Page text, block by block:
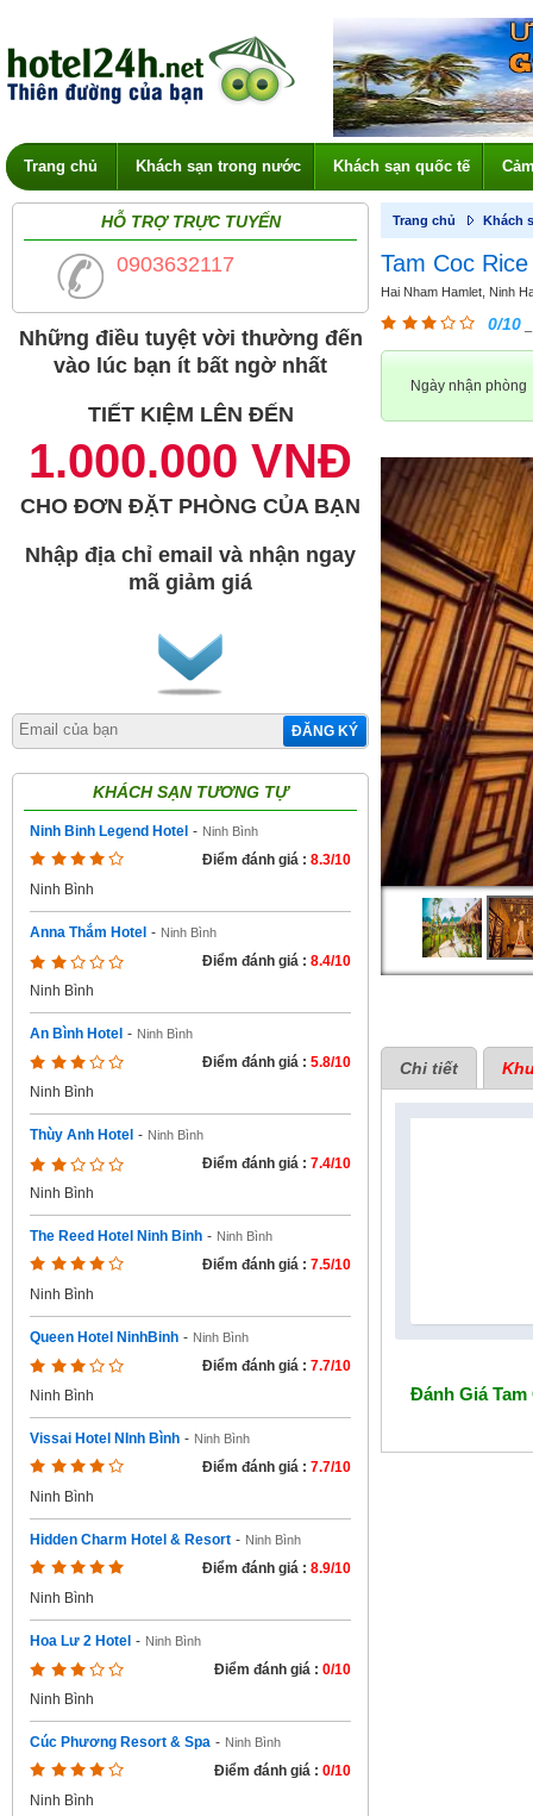
Trang chủ Khách sạn trong nước Khách sạn quốc tế
HỖ TRỢ TRỰC TUYẾN
0903632117
Những điều tuyệt vời thường đến
vào lúc bạn ít bất ngờ nhất
TIẾT KIỆM LÊN ĐẾN
1.000.000 VNĐ
CHO ĐƠN ĐẶT PHÒNG CỦA BẠN
Nhập địa chỉ email và nhận ngay
mã giảm giá
ĐĂNG KÝ
KHÁCH SẠN TƯƠNG TỰ
Ninh Binh Legend Hotel - Ninh Bình
Điểm đánh giá : 8.3/10
Ninh Bình
Anna Thắm Hotel - Ninh Bình
Điểm đánh giá : 8.4/10
Ninh Bình
An Bình Hotel - Ninh Bình
Điểm đánh giá : 5.8/10
Ninh Bình
Thùy Anh Hotel - Ninh Bình
Điểm đánh giá : 7.4/10
Ninh Bình
The Reed Hotel Ninh Binh - Ninh Bình
Điểm đánh giá : 7.5/10
Ninh Bình
Queen Hotel NinhBinh - Ninh Bình
Điểm đánh giá : 7.7/10
Ninh Bình
Vissai Hotel NInh Bình - Ninh Bình
Điểm đánh giá : 7.7/10
Ninh Bình
Hidden Charm Hotel & Resort - Ninh Bình
Điểm đánh giá : 8.9/10
Ninh Bình
Hoa Lư 2 Hotel - Ninh Bình
Điểm đánh giá : 0/10
Ninh Bình
Cúc Phương Resort & Spa - Ninh Bình
Điểm đánh giá : 0/10
Ninh Bình
Trang chủ Khách
Tam Coc
Hai Nham Hamlet, Ninh
0/10
Ngày nhận phòng
Chi tiết
Đánh Giá